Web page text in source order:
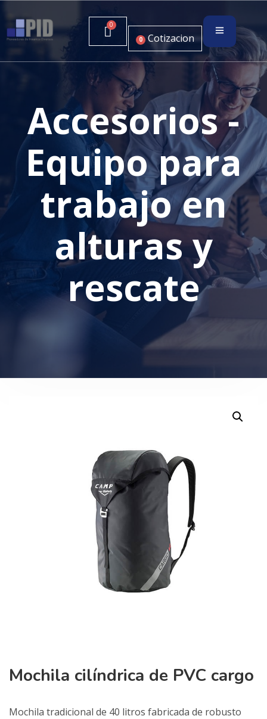
0 Cotizacion
Accesorios -
Equipo para
trabajo en
alturas y
rescate
Mochila cilíndrica de PVC cargo
Mochila tradicional de 40 litros fabricada de robusto